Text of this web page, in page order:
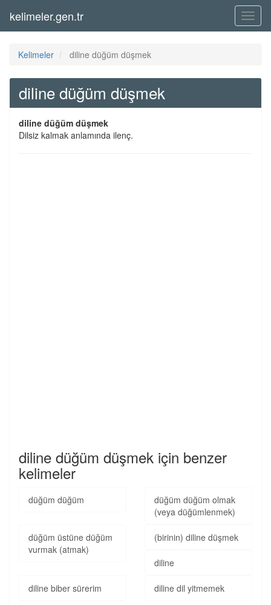
Menü
kelimeler.gen.tr
Kelimeler diline düğüm düşmek
diline düğüm düşmek
diline düğüm düşmek
Dilsiz kalmak anlamında ilenç.
diline düğüm düşmek için benzer
kelimeler
düğüm düğüm
düğüm düğüm olmak
(veya düğümlenmek)
düğüm üstüne düğüm
vurmak (atmak)
(birinin) diline düşmek
diline
diline biber sürerim diline dil yitmemek